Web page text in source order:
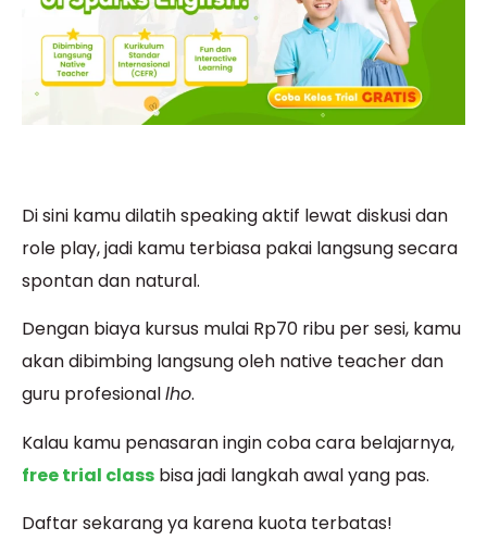
Di sini kamu dilatih speaking aktif lewat diskusi dan
role play, jadi kamu terbiasa pakai langsung secara
spontan dan natural.
Dengan biaya kursus mulai Rp70 ribu per sesi, kamu
akan dibimbing langsung oleh native teacher dan
guru profesionallho.
Kalau kamu penasaran ingin coba cara belajarnya,
free trial class bisa jadi langkah awal yang pas.
Daftar sekarang ya karena kuota terbatas!